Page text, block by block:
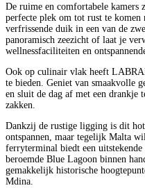
De ruime en comfortabele kamers
perfecte plek om tot rust te komen
verfrissende duik in een van de
panoramisch zeezicht of laat je
wellnessfaciliteiten en
Ook op culinair vlak heeft
te bieden. Geniet van smaakvolle
en sluit de dag af met een drankje
zakken.
Dankzij de rustige ligging is dit
ontspannen, maar tegelijk Malta
ferryterminal biedt een
beroemde Blue Lagoon binnen
gemakkelijk historische
Mdina.